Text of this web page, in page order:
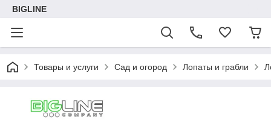
BIGLINE
Товары и услуги Сад и огород Лопаты и грабли